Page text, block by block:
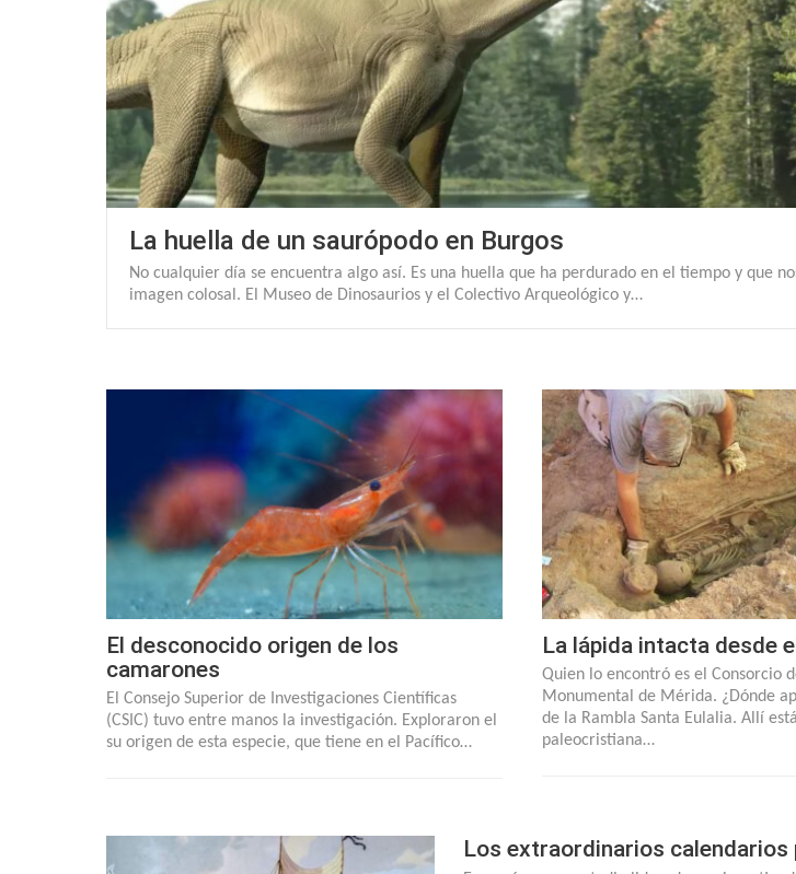
La huella de un saurópodo en Burgos
No cualquier día se encuentra algo así. Es una huella que ha perdurado en el tiempo y que
imagen colosal. El Museo de Dinosaurios y el Colectivo Arqueológico y…
El desconocido origen de los
camarones
El Consejo Superior de Investigaciones Científicas
(CSIC) tuvo entre manos la investigación. Exploraron el
su origen de esta especie, que tiene en el Pacífico…
La lápida intacta desde
Quien lo encontró es el Consorcio
Monumental de Mérida. ¿Dónde
de la Rambla Santa Eulalia. Allí
paleocristiana…
Los extraordinarios calendarios